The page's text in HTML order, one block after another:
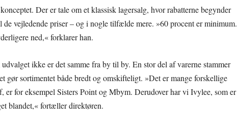
Der er tale om et klassisk lagersalg, hvor rabatterne begynder
vejledende priser – og i nogle tilfælde mere. »60 procent er minimum.
ned,« forklarer han.
ikke er det samme fra by til by. En stor del af varerne stammer
gør sortimentet både bredt og omskifteligt. »Det er mange forskellige
er for eksempel Sisters Point og Mbym. Derudover har vi Ivylee, som er
blandet,« fortæller direktøren.